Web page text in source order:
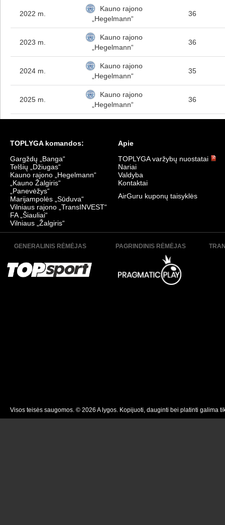
2022 m.
Kauno rajono
„Hegelmann“
36
2023 m.
Kauno rajono
„Hegelmann“
36
2024 m.
Kauno rajono
„Hegelmann“
35
2025 m.
Kauno rajono
„Hegelmann“
36
TOPLYGA komandos:
Gargždų „Banga“
Telšių „Džiugas“
Kauno rajono „Hegelmann“
„Kauno Žalgiris“
„Panevėžys“
Marijampolės „Sūduva“
Vilniaus rajono „TransINVEST“
FA „Šiauliai“
Vilniaus „Žalgiris“
Apie
TOPLYGA varžybų nuostatai
Nariai
Valdyba
Kontaktai
AirGuru kuponų taisyklės
GENERALINIS RĖMĖJAS PAGRINDINIS RĖMĖJAS
Visos teisės saugomos. © 2026 A lygos. Kopijuoti, dauginti bei platinti galima